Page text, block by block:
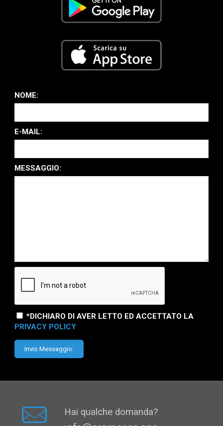
NOME:
E-MAIL:
MESSAGGIO:
*DICHIARO DI AVER LETTO ED ACCETTATO LA
PRIVACY POLICY
Hai qualche domanda?